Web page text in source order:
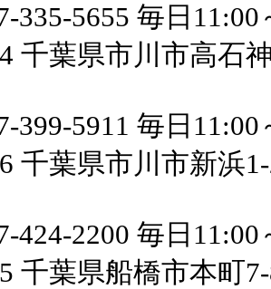
335-5655 毎日11:00
千葉県市川市高石
399-5911 毎日11:00
千葉県市川市新浜
424-2200 毎日11:00
千葉県船橋市本町